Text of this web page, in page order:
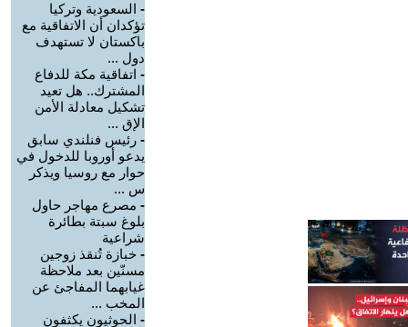
- السعودية وتركيا
تؤكدان أن الاتفاقية مع
باكستان لا تستهدف
دول ...
- اتفاقية مكة للدفاع
المشترك.. هل تعيد
تشكيل معادلة الأمن
الإق ...
- رئيس فنلندي سابق
يدعو أوروبا للدخول في
حوار مع روسيا ويذكر
س ...
- مصرع مهاجر حاول
بلوغ سبتة بطائرة
شراعية
- خبازة تُنقذ زوجين
مسنّين بعد ملاحظة
غيابهما المفاجئ عن
المخب ...
- الحوثيون يكثفون